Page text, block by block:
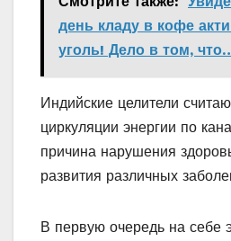
день кладу в кофе
уголь! Дело в том,
Индийские целители
циркуляции энергии по
причина нарушения
развития различных
В первую очередь на себе